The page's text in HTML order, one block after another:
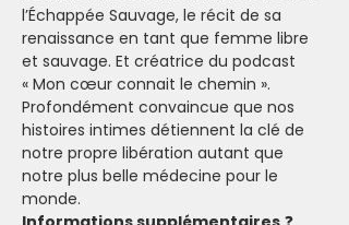
l’Échappée Sauvage, le récit de sa
renaissance en tant que femme libre
et sauvage. Et créatrice du podcast
« Mon cœur connait le chemin ».
Profondément convaincue que nos
histoires intimes détiennent la clé de
notre propre libération autant que
notre plus belle médecine pour le
monde.